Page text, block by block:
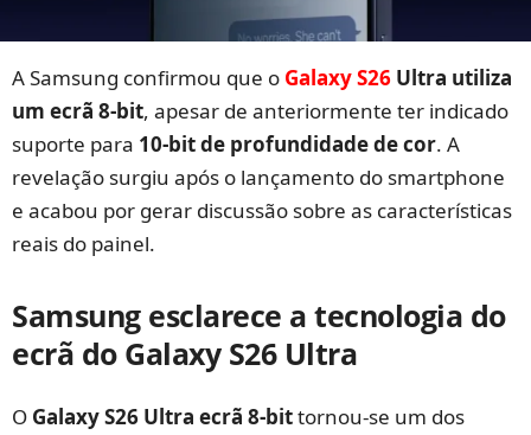
A Samsung confirmou que o Galaxy S26 Ultra utiliza
um ecrã 8-bit, apesar de anteriormente ter indicado
suporte para 10-bit de profundidade de cor. A
revelação surgiu após o lançamento do smartphone
e acabou por gerar discussão sobre as características
reais do painel.
Samsung esclarece a tecnologia do
ecrã do Galaxy S26 Ultra
O Galaxy S26 Ultra ecrã 8-bittornou-se um dos